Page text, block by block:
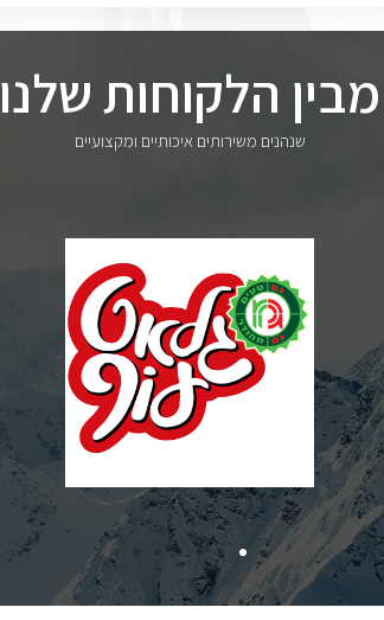
מבין הלקוחות שלנו
שנהנים משירותים איכותיים ומקצועיים